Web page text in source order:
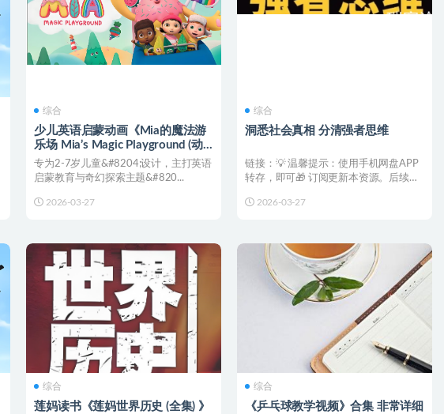
综合
少儿英语启蒙动画《Mia的魔法游
乐场 Mia’s Magic Playground (动
画+台词本) 》
专为2-7岁儿童&#8204;设计，主打英语
启蒙教育与奇幻探索主题&#820...
2026-03-27
综合
洞悉社会真相 分清强者思维
链接：💡 温馨提示：使用手机网盘APP
转存，即可🎁 订阅更新本资源。后续更
2026-03-27
综合
莲妈读书《莲妈世界历史 (全集) 》
综合
《乒乓球教学视频》合集 非常详细